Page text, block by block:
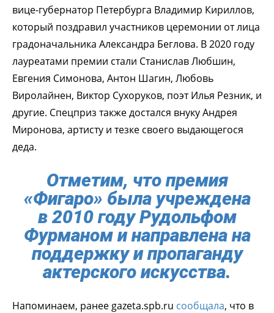
вице-губернатор Петербурга Владимир Кириллов,
который поздравил участников церемонии от лица
градоначальника Александра Беглова. В 2020 году
лауреатами премии стали Станислав Любшин,
Евгения Симонова, Антон Шагин, Любовь
Виролайнен, Виктор Сухоруков, поэт Илья Резник, и
другие. Спецприз также достался внуку Андрея
Миронова, артисту и тезке своего выдающегося
деда.
Отметим, что премия
«Фигаро» была учреждена
в 2010 году Рудольфом
Фурманом и направлена на
поддержку и пропаганду
актерского искусства.
Напоминаем, ранее gazeta.spb.ru сообщала, что в